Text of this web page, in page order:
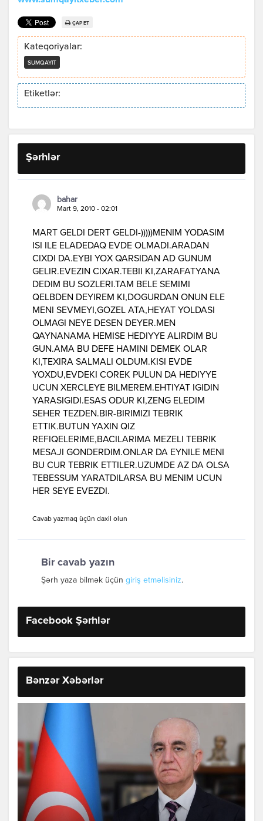
ÇAP ET
Kateqoriyalar:
SUMQAYIT
Etiketlər:
Şərhlər
bahar
Mart 9, 2010 - 02:01
MART GELDI DERT GELDI-)))))MENIM YODASIM
ISI ILE ELADEDAQ EVDE OLMADI.ARADAN
CIXDI DA.EYBI YOX QARSIDAN AD GUNUM
GELIR.EVEZIN CIXAR.TEBII KI,ZARAFATYANA
DEDIM BU SOZLERI.TAM BELE SEMIMI
QELBDEN DEYIREM KI,DOGURDAN ONUN ELE
MENI SEVMEYI,GOZEL ATA,HEYAT YOLDASI
OLMAGI NEYE DESEN DEYER.MEN
QAYNANAMA HEMISE HEDIYYE ALIRDIM BU
GUN.AMA BU DEFE HAMINI DEMEK OLAR
KI,TEXIRA SALMALI OLDUM.KISI EVDE
YOXDU,EVDEKI COREK PULUN DA HEDIYYE
UCUN XERCLEYE BILMEREM.EHTIYAT IGIDIN
YARASIGIDI.ESAS ODUR KI,ZENG ELEDIM
SEHER TEZDEN.BIR-BIRIMIZI TEBRIK
ETTIK.BUTUN YAXIN QIZ
REFIQELERIME,BACILARIMA MEZELI TEBRIK
MESAJI GONDERDIM.ONLAR DA EYNILE MENI
BU CUR TEBRIK ETTILER.UZUMDE AZ DA OLSA
TEBESSUM YARATDILARSA BU MENIM UCUN
HER SEYE EVEZDI.
Cavab yazmaq üçün daxil olun
Bir cavab yazın
Şərh yaza bilmək üçün giriş etməlisiniz.
Facebook Şərhlər
Bənzər Xəbərlər